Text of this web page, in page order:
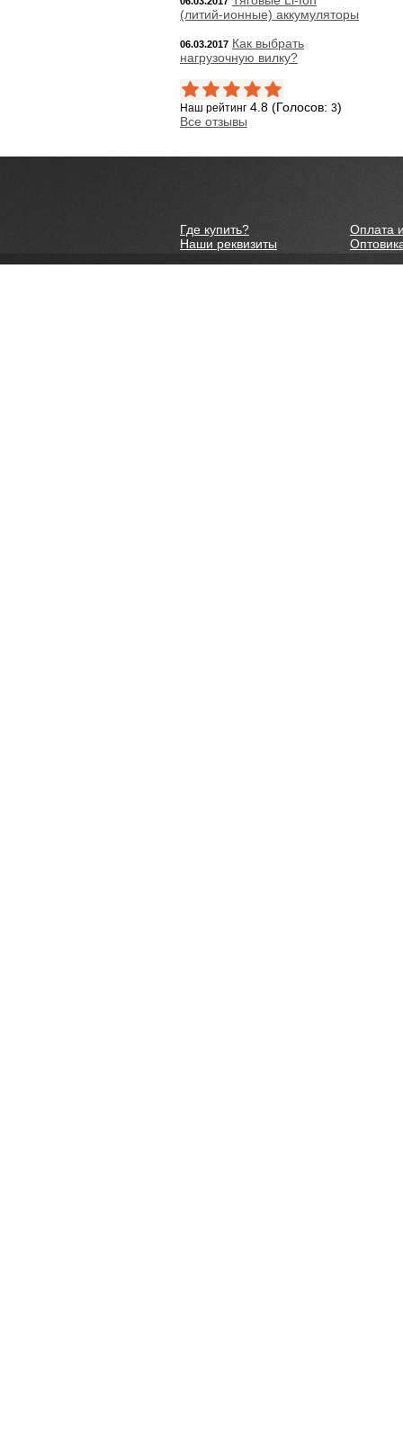
(литий-ионные) аккумуляторы
06.03.2017 Как выбрать
нагрузочную вилку?
Наш рейтинг 4.8 (Голосов: 3)
Все отзывы
Где купить?
Наши реквизиты
Оплата